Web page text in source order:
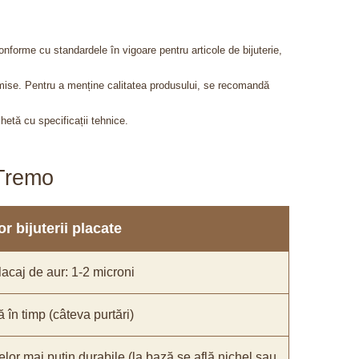
cu standardele în vigoare pentru articole de bijuterie,
Pentru a menține calitatea produsului, se recomandă
cu specificații tehnice.
bijuterii placate
de aur: 1-2 microni
în timp (câteva purtări)